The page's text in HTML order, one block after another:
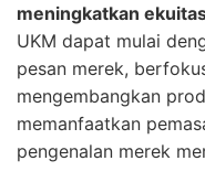
meningkatkan
UKM dapat mulai
pesan merek,
mengembangkan
memanfaatkan
pengenalan merek